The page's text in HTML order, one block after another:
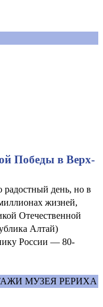
Победы в Верх-
день, но в
жизней,
Отечественной
Алтай)
России — 80-
МУЗЕЯ РЕРИХА